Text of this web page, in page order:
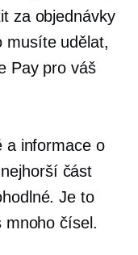
za objednávky
musíte udělat,
Pay pro váš
a informace o
část
Je to
mnoho čísel.